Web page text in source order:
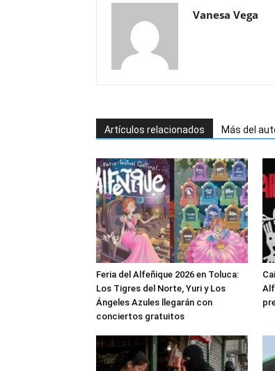
Vanesa Vega
Artículos relacionados Más del
Feria del Alfeñique 2026 en Toluca:
Los Tigres del Norte, Yuri y Los
Ángeles Azules llegarán con
conciertos gratuitos